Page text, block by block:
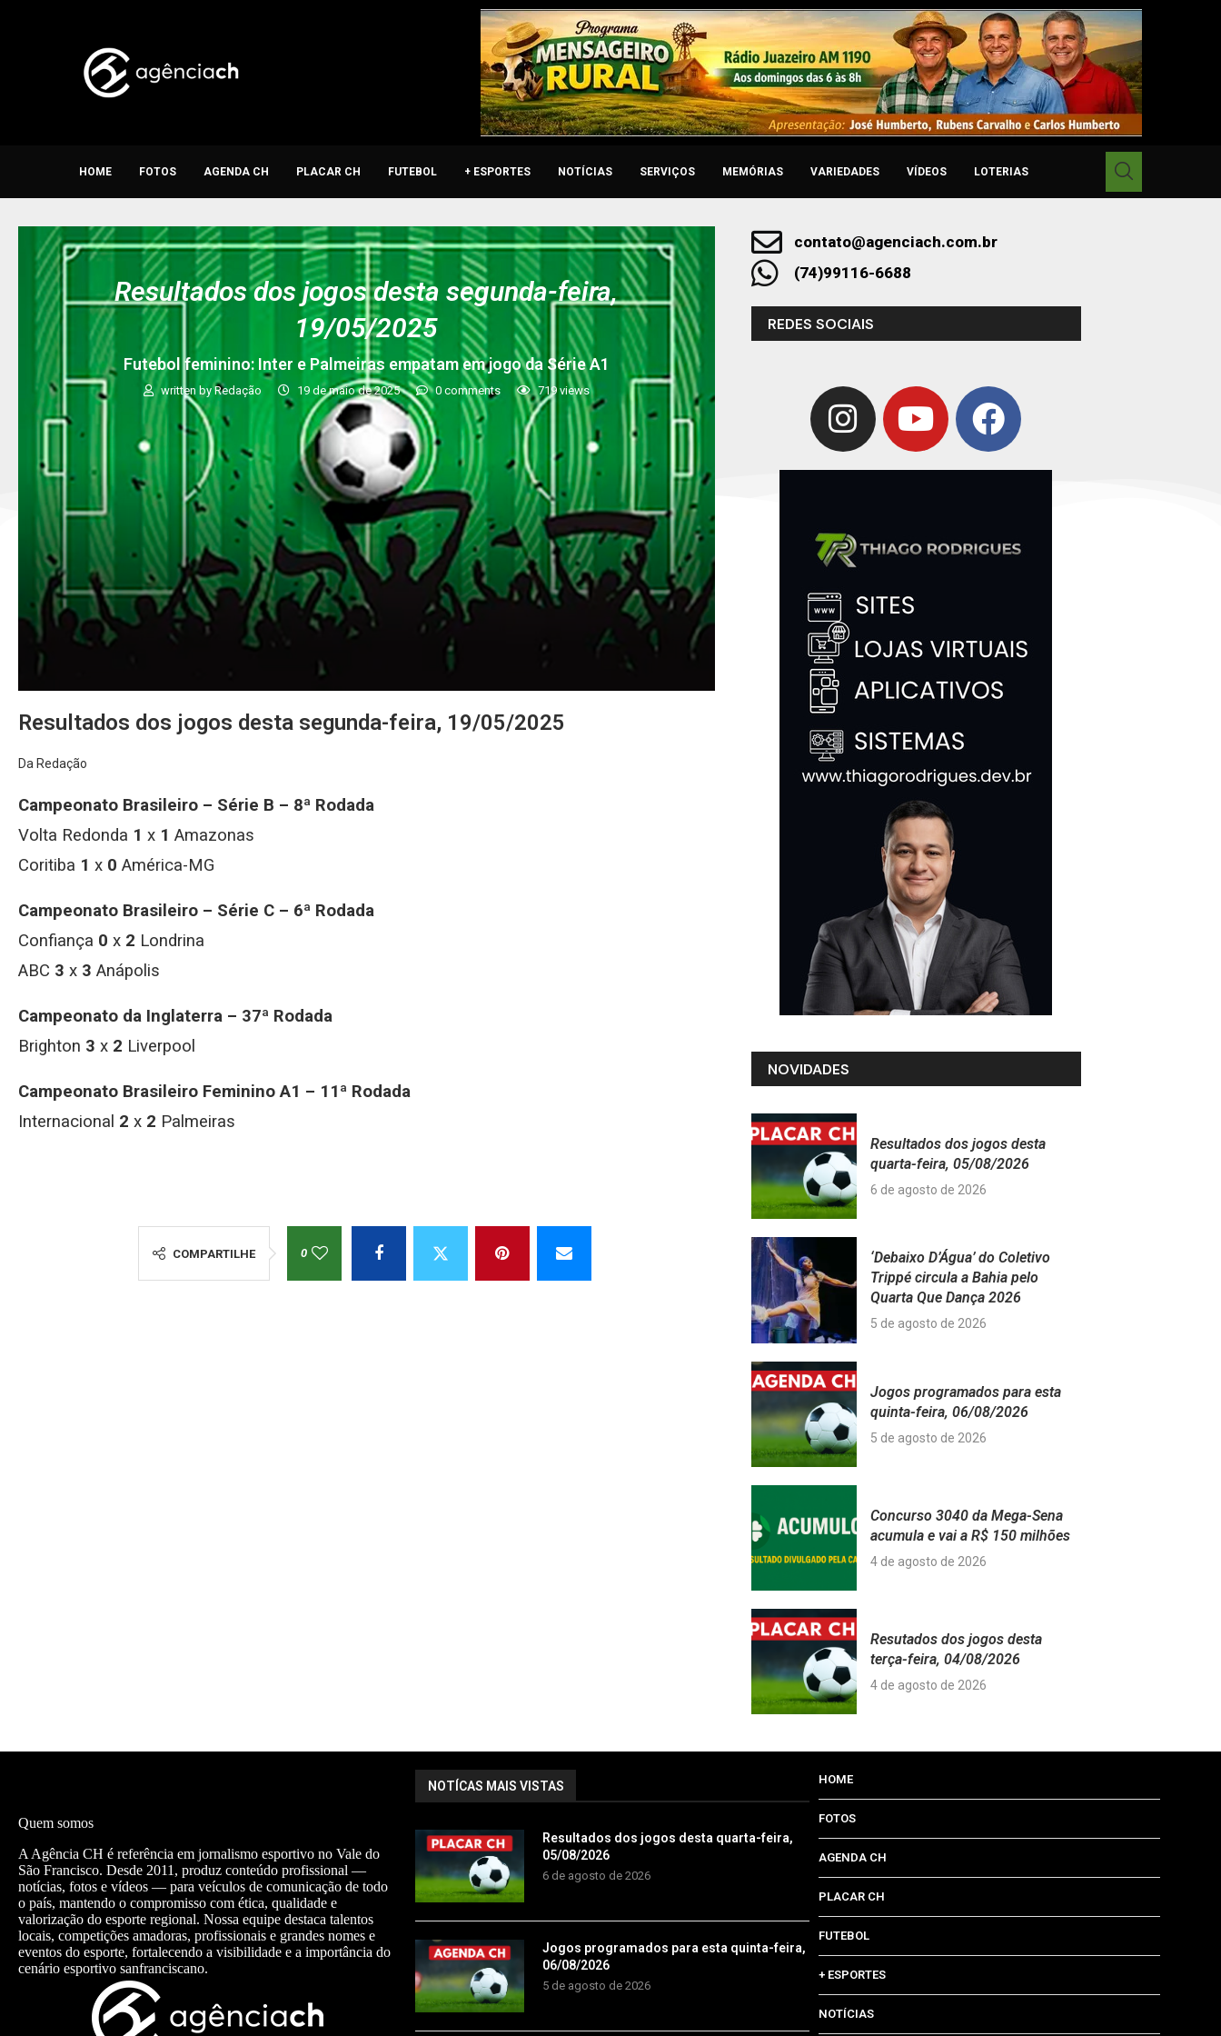
HOME FOTOS AGENDA CH PLACAR CH FUTEBOL + ESPORTES NOTÍCIAS SERVIÇOS MEMÓRIAS VARIEDADES VÍDEOS LOTERIAS
Resultados dos jogos desta segunda-feira,
19/05/2025
Futebol feminino: Inter e Palmeiras empatam em jogo da Série A1
written byRedação 19 de maio de 2025 0 comments 719views
Resultados dos jogos desta segunda-feira, 19/05/2025
Da Redação
Campeonato Brasileiro – Série B – 8ª Rodada
Volta Redonda 1 x 1 Amazonas
Coritiba 1 x 0 América-MG
Campeonato Brasileiro – Série C – 6ª Rodada
Confiança 0 x 2 Londrina
ABC 3 x 3 Anápolis
Campeonato da Inglaterra – 37ª Rodada
Brighton 3 x 2 Liverpool
Campeonato Brasileiro Feminino A1 – 11ª Rodada
Internacional 2 x 2 Palmeiras
COMPARTILHE 0
contato@agenciach.com.br
(74)99116-6688
REDES SOCIAIS
NOVIDADES
Resultados dos jogos desta
quarta-feira, 05/08/2026
6 de agosto de 2026
‘Debaixo D’Água’ do Coletivo
Trippé circula a Bahia pelo
Quarta Que Dança 2026
5 de agosto de 2026
Jogos programados para esta
quinta-feira, 06/08/2026
5 de agosto de 2026
Concurso 3040 da Mega-Sena
acumula e vai a R$ 150 milhões
4 de agosto de 2026
Resutados dos jogos desta
terça-feira, 04/08/2026
4 de agosto de 2026
Quem somos
A Agência CH é referência em jornalismo esportivo no Vale do
São Francisco. Desde 2011, produz conteúdo profissional —
notícias, fotos e vídeos — para veículos de comunicação de todo
o país, mantendo o compromisso com ética, qualidade e
valorização do esporte regional. Nossa equipe destaca talentos
locais, competições amadoras, profissionais e grandes nomes e
eventos do esporte, fortalecendo a visibilidade e a importância do
cenário esportivo sanfranciscano.
NOTÍCAS MAIS VISTAS
Resultados dos jogos desta quarta-feira,
05/08/2026
6 de agosto de 2026
Jogos programados para esta quinta-feira,
06/08/2026
5 de agosto de 2026
HOME
FOTOS
AGENDA CH
PLACAR CH
FUTEBOL
+ ESPORTES
NOTÍCIAS